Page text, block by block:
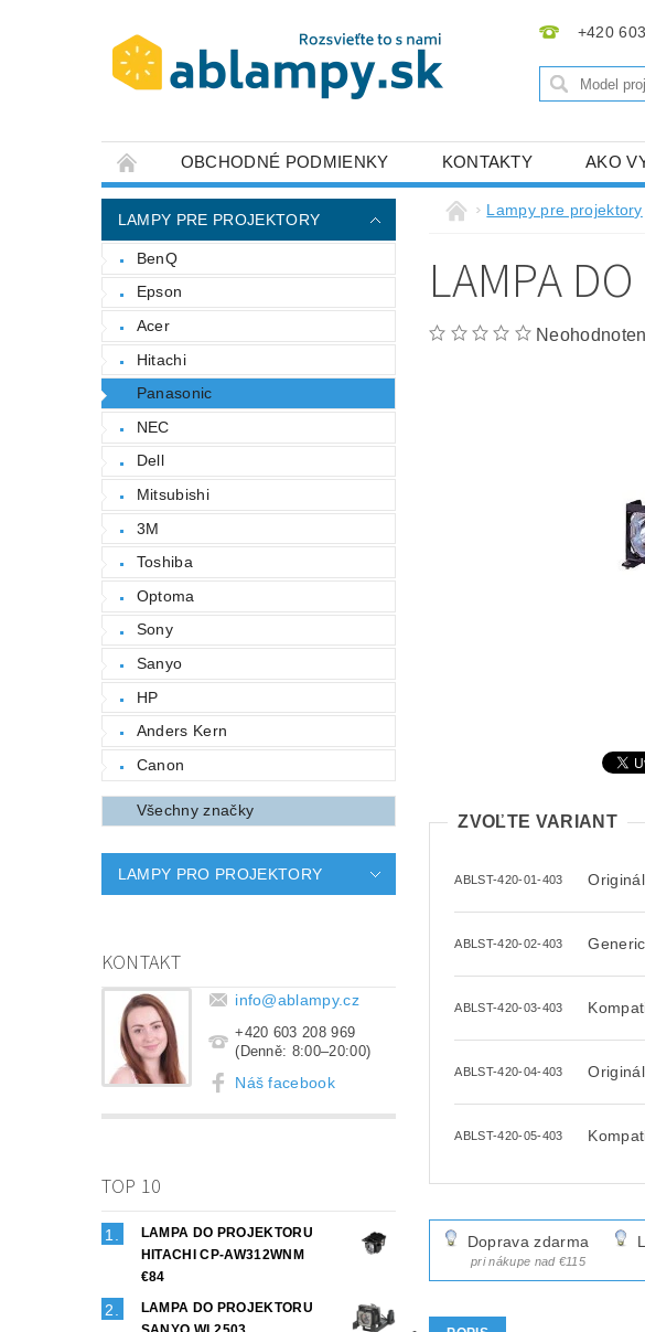
+420
OBCHODNÉ PODMIENKY KONTAKTY AKO
LAMPY PRE PROJEKTORY
BenQ
Epson
Acer
Hitachi
Panasonic
NEC
Dell
Mitsubishi
3M
Toshiba
Optoma
Sony
Sanyo
HP
Anders Kern
Canon
Všechny značky
LAMPY PRO PROJEKTORY
KONTAKT
info@ablampy.cz
+420 603 208 969
(Denně: 8:00–20:00)
Náš facebook
TOP 10
LAMPA DO PROJEKTORU
HITACHI CP-AW312WNM
€84
LAMPA DO PROJEKTORU
Lampy pre projektory
LAMPA
ZVOĽTE VARIANT
ABLST-420-01-403
ABLST-420-02-403
ABLST-420-03-403
ABLST-420-04-403
ABLST-420-05-403
Doprava zdarma
pri nákupe nad €115